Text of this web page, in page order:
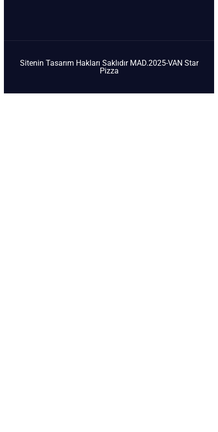
Sitenin Tasarım Hakları Saklıdır MAD.2025-VAN Star
Pizza